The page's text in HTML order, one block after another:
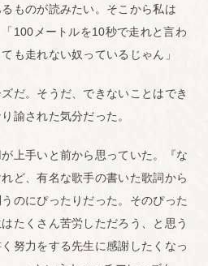
ものが読みたい。そこから私は
「100メートルを10秒で走れと言わ
も走れない奴っているじゃん」
だ。そうだ、できないことはでき
諭された気分だった。
上手いと前から思っていた。『な
ど、有名な歌手の書いた歌詞から
のにぴったりだった。そのぴった
たくさん苦労しただろう、と思う
努力をする先生に感謝したくなっ